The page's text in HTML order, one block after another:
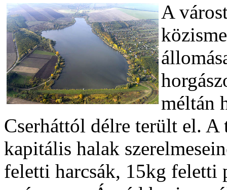
A
méltán
Cserháttól délre terült el.
kapitális halak
feletti harcsák, 15kg feletti